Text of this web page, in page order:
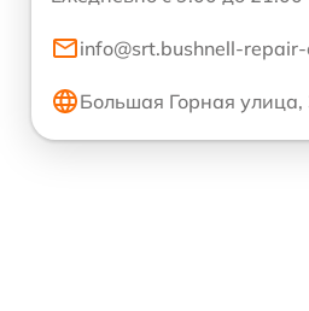
info@srt.bushnell-
Большая Горная